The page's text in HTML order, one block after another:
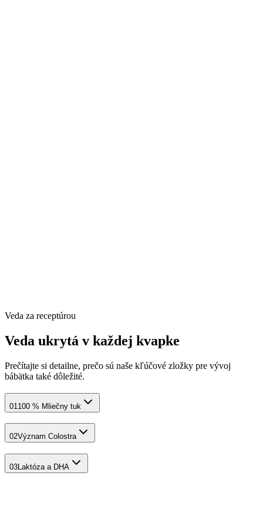
Veda za receptúrou
Veda ukrytá v každej kvapke
Prečítajte si detailne, prečo sú naše kľúčové zložky pre vývoj
bábätka také dôležité.
01 100 % Mliečny tuk
02Význam Colostra
03Laktóza a DHA